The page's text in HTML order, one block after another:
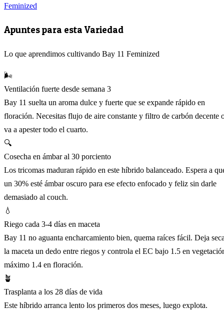
Feminized
Apuntes para esta Variedad
Lo que aprendimos cultivando Bay 11 Feminized
🌬️
Ventilación fuerte desde semana 3
Bay 11 suelta un aroma dulce y fuerte que se expande rápido en
floración. Necesitas flujo de aire constante y filtro de carbón decente
va a apester todo el cuarto.
🔍
Cosecha en ámbar al 30 porciento
Los tricomas maduran rápido en este híbrido balanceado. Espera a
un 30% esté ámbar oscuro para ese efecto enfocado y feliz sin darle
demasiado al couch.
💧
Riego cada 3-4 días en maceta
Bay 11 no aguanta encharcamiento bien, quema raíces fácil. Deja
la maceta un dedo entre riegos y controla el EC bajo 1.5 en
máximo 1.4 en floración.
🪴
Trasplanta a los 28 días de vida
Este híbrido arranca lento los primeros dos meses, luego explota.